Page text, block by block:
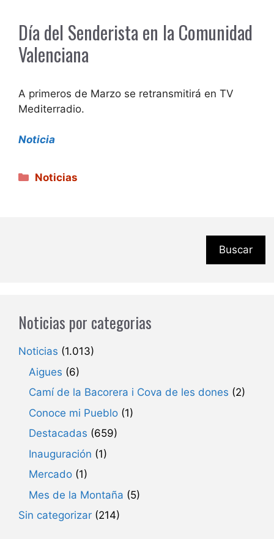
Día del Senderista en la Comunidad
Valenciana
A primeros de Marzo se retransmitirá en TV
Mediterradio.
Noticia
Categorías
Noticias
Buscar
Noticias por categorias
Noticias (1.013)
Aigues (6)
Camí de la Bacorera i Cova de les dones (2)
Conoce mi Pueblo (1)
Destacadas (659)
Inauguración (1)
Mercado (1)
Mes de la Montaña (5)
Sin categorizar (214)